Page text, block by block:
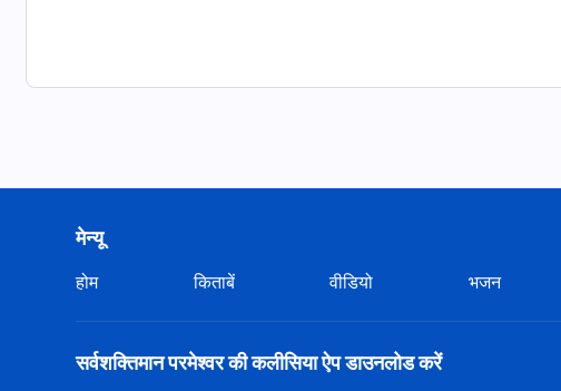
मेन्यू
होम किताबें वीडियो भजन
सर्वशक्तिमान परमेश्वर की कलीसिया ऐप डाउनलोड करें